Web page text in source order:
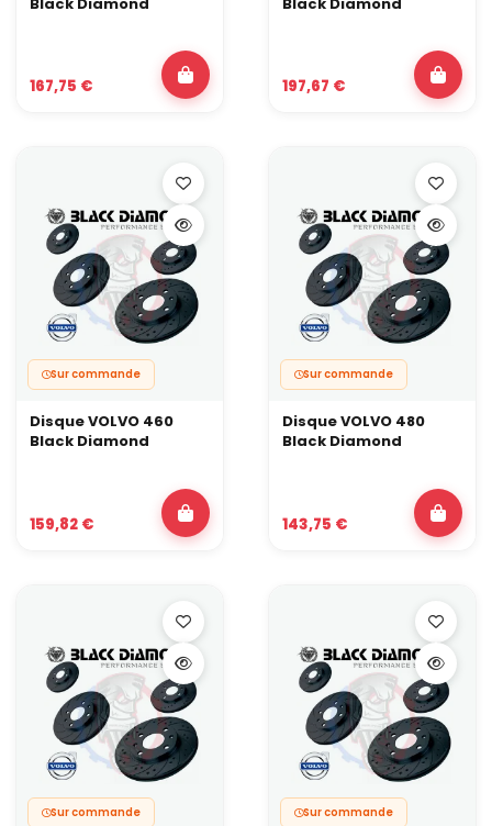
167,75 € 197,67 €
Sur commande
Disque VOLVO 460
Black Diamond
159,82 €
Sur commande
Disque VOLVO 480
Black Diamond
143,75 €
Sur commande Sur commande